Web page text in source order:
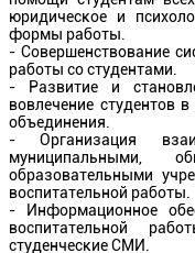
юридическое и
формы работы.
- Совершенствование
работы со студентами.
- Развитие и
вовлечение студентов
объединения.
- Организация
муниципальными,
образовательными
воспитательной работы.
- Информационное
воспитательной
студенческие СМИ.